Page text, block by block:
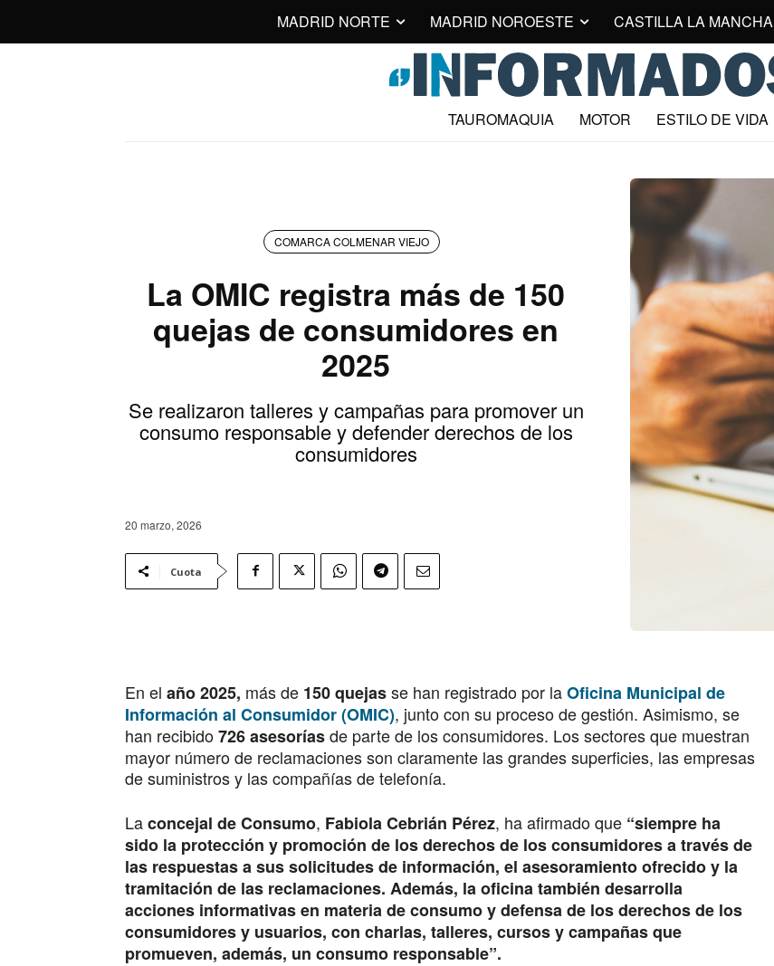
MADRID NORTE MADRID NOROESTE CASTILLA LA MANCHA
TAUROMAQUIA MOTOR ESTILO DE VIDA
COMARCA COLMENAR VIEJO
La OMIC registra más de 150
quejas de consumidores en
2025
Se realizaron talleres y campañas para promover un
consumo responsable y defender derechos de los
consumidores
20 marzo, 2026
Cuota
En el año 2025, más de 150 quejasse han registrado por laOficina Municipal de
Información al Consumidor (OMIC), junto con su proceso de gestión. Asimismo, se
han recibido726 asesoríasde parte de los consumidores. Los sectores que muestran
mayor número de reclamaciones son claramente las grandes superficies, las empresas
de suministros y las compañías de telefonía.
Laconcejal de Consumo, Fabiola Cebrián Pérez, ha afirmado que “siempre ha
sido la protección y promoción de los derechos de los consumidores a través de
las respuestas a sus solicitudes de información, el asesoramiento ofrecido y la
tramitación de las reclamaciones. Además, la oficina también desarrolla
acciones informativas en materia de consumo y defensa de los derechos de los
consumidores y usuarios, con charlas, talleres, cursos y campañas que
promueven, además, un consumo responsable”.